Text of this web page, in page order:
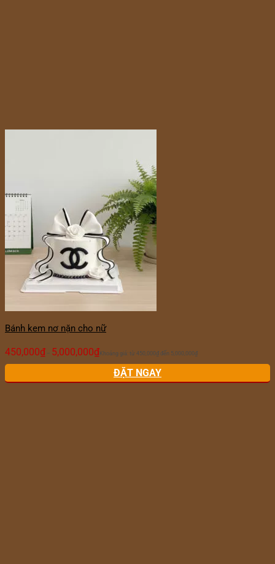
Bánh kem nơ nặn cho nữ
450,000₫ – 5,000,000₫ Khoảng giá: từ 450,000₫ đến 5,000,000₫
ĐẶT NGAY